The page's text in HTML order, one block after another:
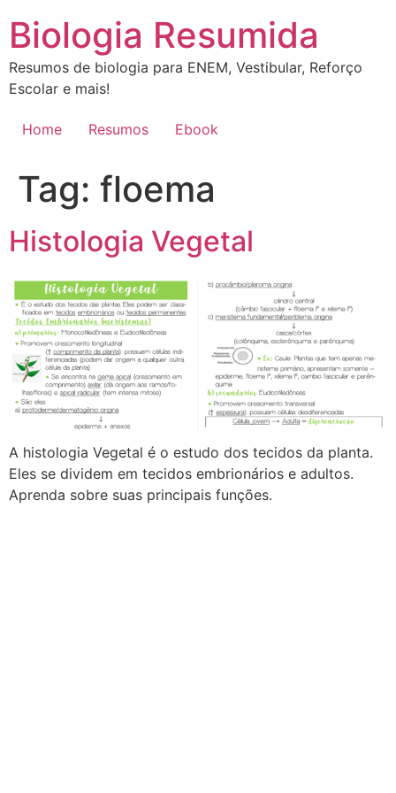
para
conteúdo
Biologia Resumida
Resumos de biologia para ENEM, Vestibular, Reforço
Escolar e mais!
Home Resumos Ebook
Tag: floema
Histologia Vegetal
A histologia Vegetal é o estudo dos tecidos da planta.
Eles se dividem em tecidos embrionários e adultos.
Aprenda sobre suas principais funções.